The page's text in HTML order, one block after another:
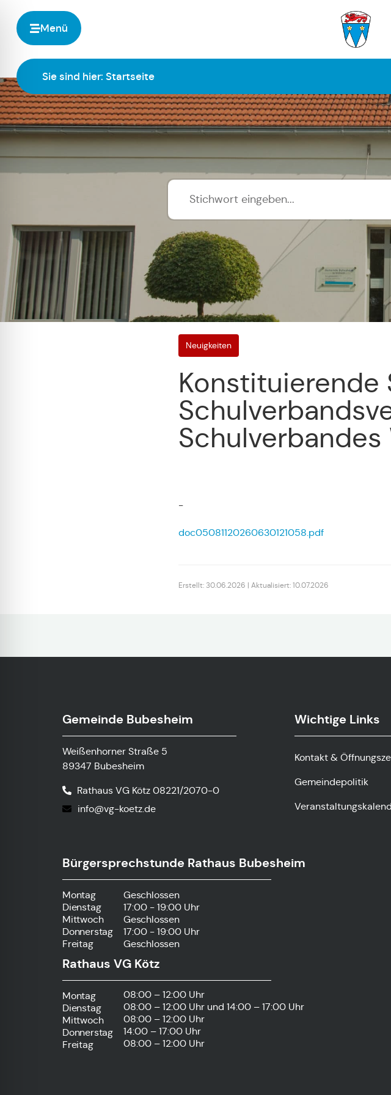
Menü
Sie sind hier: Startseite
Neuigkeiten
Konstituierende
Schulverbandes
-
doc05081120260630121058.pdf
Erstellt: 30.06.2026 | Aktualisiert: 10.07.2026
Gemeinde Bubesheim
Weißenhorner Straße 5
89347 Bubesheim
Rathaus VG Kötz 08221/2070-0
info@vg-koetz.de
Wichtige Links
Kontakt &
Gemeindepolitik
Bürgersprechstunde Rathaus Bubesheim
Montag
Geschlossen
Dienstag
17:00 - 19:00 Uhr
Mittwoch
Geschlossen
Donnerstag
17:00 - 19:00 Uhr
Freitag
Geschlossen
Rathaus VG Kötz
Montag
08:00 – 12:00 Uhr
Dienstag
08:00 – 12:00 Uhr und 14:00 – 17:00 Uhr
Mittwoch
08:00 – 12:00 Uhr
Donnerstag
14:00 – 17:00 Uhr
Freitag
08:00 – 12:00 Uhr